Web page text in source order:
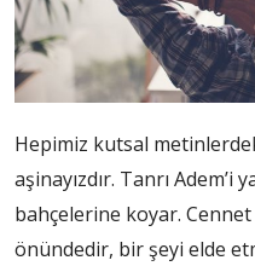
Hepimiz kutsal
aşinayızdır. Tanrı Adem’i
bahçelerine koyar.
önündedir, bir şeyi elde